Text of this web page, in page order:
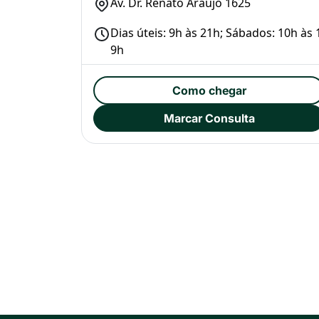
Av. Dr. Renato Araújo 1625
Dias úteis: 9h às 21h; Sábados: 10h às
9h
Como chegar
Marcar Consulta